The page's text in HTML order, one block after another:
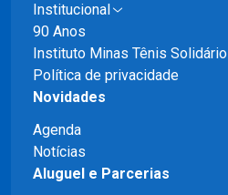
Institucional
90 Anos
Instituto Minas Tênis Solidário
Política de privacidade
Novidades
Agenda
Notícias
Aluguel e Parcerias